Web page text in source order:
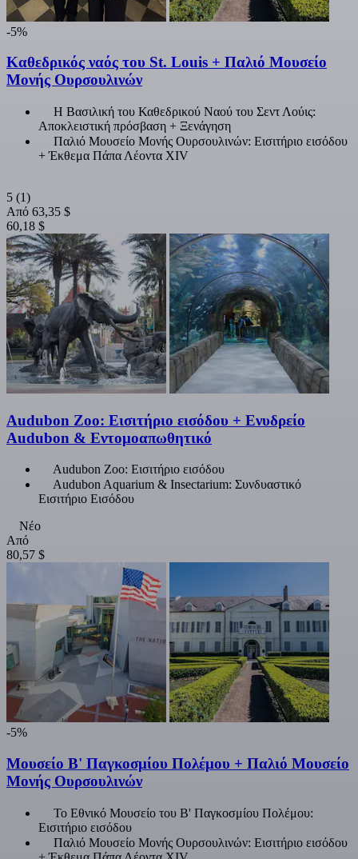
-5%
Καθεδρικός ναός του St. Louis + Παλιό Μουσείο
Μονής Ουρσουλινών
Η Βασιλική του Καθεδρικού Ναού του Σεντ Λούις:
Αποκλειστική πρόσβαση + Ξενάγηση
Παλιό Μουσείο Μονής Ουρσουλινών: Εισιτήριο εισόδου
+ Έκθεμα Πάπα Λέοντα XIV
5 (1)
Από 63,35 $
60,18 $
Audubon Zoo: Εισιτήριο εισόδου + Ενυδρείο
Audubon & Εντομοαπωθητικό
Audubon Zoo: Εισιτήριο εισόδου
Audubon Aquarium & Insectarium: Συνδυαστικό
Εισιτήριο Εισόδου
Νέο
Από
80,57 $
-5%
Μουσείο Β' Παγκοσμίου Πολέμου + Παλιό Μουσείο
Μονής Ουρσουλινών
Το Εθνικό Μουσείο του Β' Παγκοσμίου Πολέμου:
Εισιτήριο εισόδου
Παλιό Μουσείο Μονής Ουρσουλινών: Εισιτήριο εισόδου